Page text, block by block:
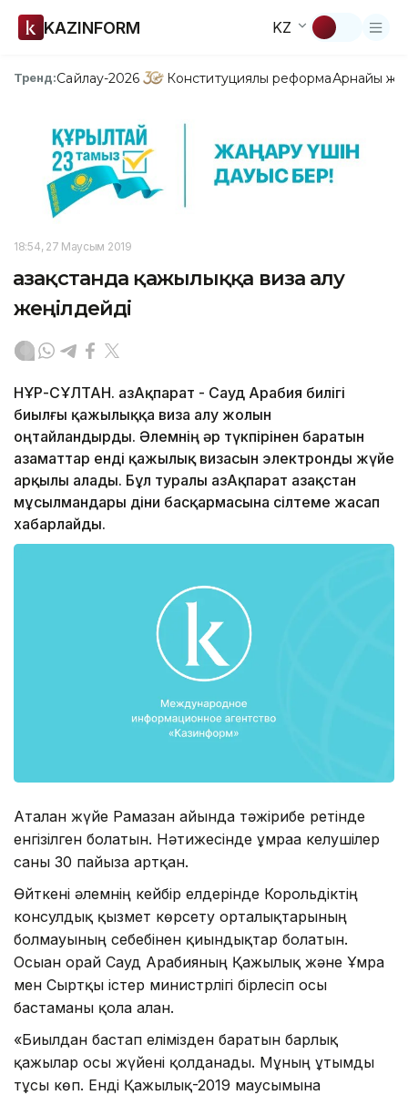
KAZINFORM KZ
Тренд:Сайлау-2026 Конституциялық реформаАрнайы
18:54, 27 Маусым 2019
Қазақстанда қажылыққа виза алу
жеңілдейді
НҰР-СҰЛТАН. ҚазАқпарат - Сауд Арабия билігі
биылғы қажылыққа виза алу жолын
оңтайландырды. Әлемнің әр түкпірінен баратын
азаматтар енді қажылық визасын электронды жүйе
арқылы алады. Бұл туралы ҚазАқпарат Қазақстан
мұсылмандары діни басқармасына сілтеме жасап
хабарлайды.
Аталған жүйе Рамазан айында тәжірибе ретінде
енгізілген болатын. Нәтижесінде ұмраға келушілер
саны 30 пайызға артқан.
Өйткені әлемнің кейбір елдерінде Корольдіктің
консулдық қызмет көрсету орталықтарының
болмауының себебінен қиындықтар болатын.
Осыған орай Сауд Арабияның Қажылық және Ұмра
мен Сыртқы істер министрлігі бірлесіп осы
бастаманы қолға алған.
«Биылдан бастап елімізден баратын барлық
қажылар осы жүйені қолданады. Мұның ұтымды
тұсы көп. Енді Қажылық-2019 маусымына